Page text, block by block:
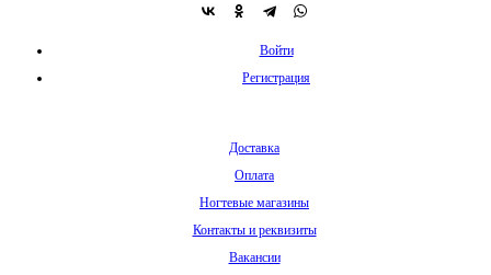
Войти
Регистрация
Доставка
Оплата
Ногтевые магазины
Контакты и реквизиты
Вакансии